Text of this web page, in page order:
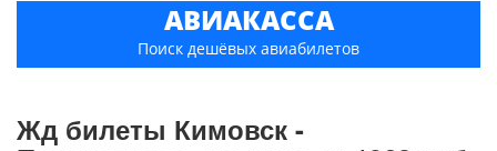
АВИАКАССА
Поиск дешёвых авиабилетов
Жд билеты Кимовск -